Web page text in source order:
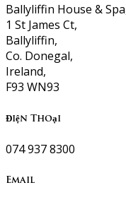
Ballyliffin House &
1 St James Ct,
Ballyliffin,
Co. Donegal,
Ireland,
F93 WN93
Điện Thoại
074 937 8300
Email